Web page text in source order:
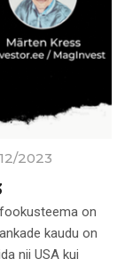
2023
on
kaudu on
nii USA kui